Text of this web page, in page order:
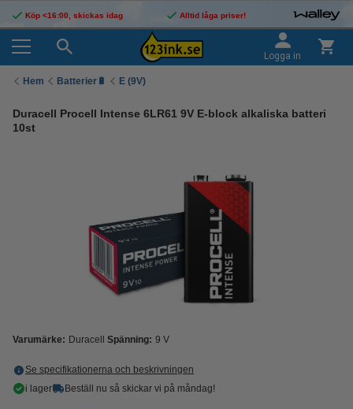
Köp <16:00, skickas idag Alltid låga priser!
Logga in
Hem Batterier🔋 E (9V)
Duracell Procell Intense 6LR61 9V E-block alkaliska batteri
10st
Varumärke: Duracell Spänning: 9 V
Se specifikationerna och beskrivningen
i lager
Beställ nu så skickar vi på måndag!